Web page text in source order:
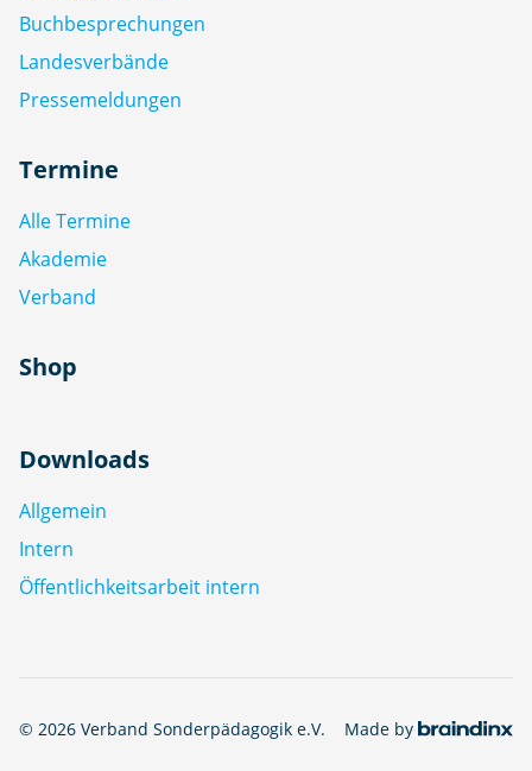
Buchbesprechungen
Landesverbände
Pressemeldungen
Termine
Alle Termine
Akademie
Verband
Shop
Downloads
Allgemein
Intern
Öffentlichkeitsarbeit intern
© 2026 Verband Sonderpädagogik e.V. Made by